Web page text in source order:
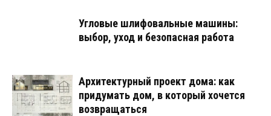
Угловые шлифовальные машины:
выбор, уход и безопасная работа
Архитектурный проект дома: как
придумать дом, в который хочется
возвращаться